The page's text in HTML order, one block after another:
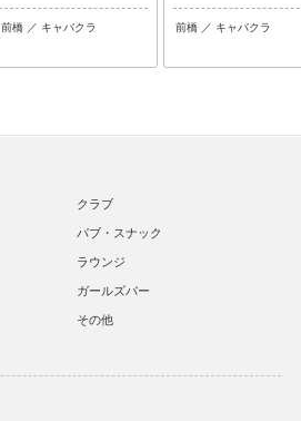
前橋 ／ キャバクラ 前橋 ／ キャバクラ
クラブ
パブ・スナック
ラウンジ
ガールズバー
その他